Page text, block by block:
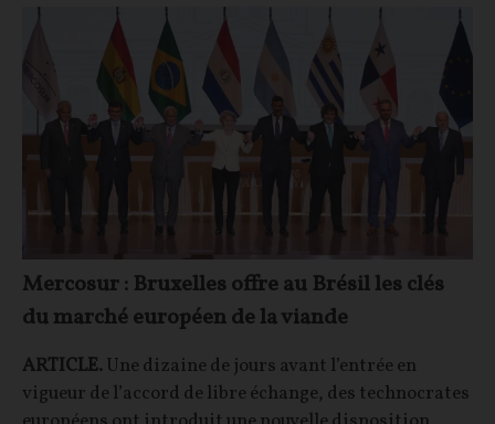
Mercosur : Bruxelles offre au Brésil les clés
du marché européen de la viande
ARTICLE.Une dizaine de jours avant l’entrée en
vigueur de l’accord de libre échange, des technocrates